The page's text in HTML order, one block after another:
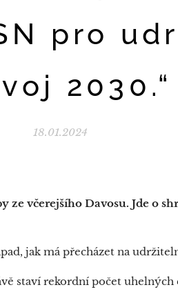
pro
2030.“
18.01.2024
ze včerejšího Davosu. Jde o
jak má přecházet na
staví rekordní počet uhelných